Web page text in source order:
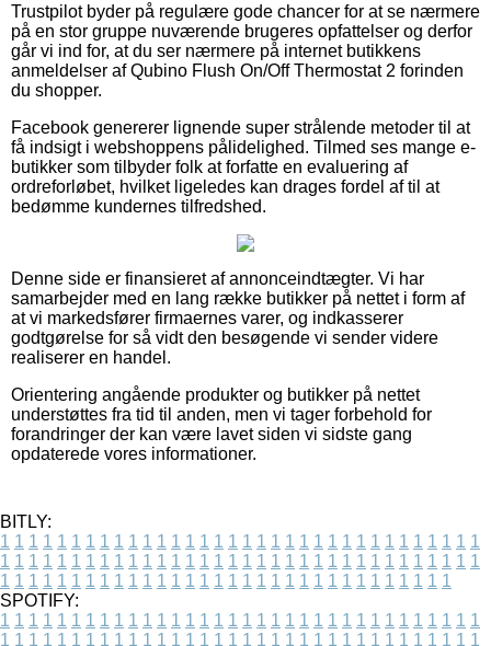
Trustpilot byder på regulære gode chancer for at se nærmere
på en stor gruppe nuværende brugeres opfattelser og derfor
går vi ind for, at du ser nærmere på internet butikkens
anmeldelser af Qubino Flush On/Off Thermostat 2 forinden
du shopper.
Facebook genererer lignende super strålende metoder til at
få indsigt i webshoppens pålidelighed. Tilmed ses mange e-
butikker som tilbyder folk at forfatte en evaluering af
ordreforløbet, hvilket ligeledes kan drages fordel af til at
bedømme kundernes tilfredshed.
Denne side er finansieret af annonceindtægter. Vi har
samarbejder med en lang række butikker på nettet i form af
at vi markedsfører firmaernes varer, og indkasserer
godtgørelse for så vidt den besøgende vi sender videre
realiserer en handel.
Orientering angående produkter og butikker på nettet
understøttes fra tid til anden, men vi tager forbehold for
forandringer der kan være lavet siden vi sidste gang
opdaterede vores informationer.
BITLY:
1 1 1 1 1 1 1 1 1 1 1 1 1 1 1 1 1 1 1 1 1 1 1 1 1 1 1 1 1 1 1 1 1 1
1 1 1 1 1 1 1 1 1 1 1 1 1 1 1 1 1 1 1 1 1 1 1 1 1 1 1 1 1 1 1 1 1 1
1 1 1 1 1 1 1 1 1 1 1 1 1 1 1 1 1 1 1 1 1 1 1 1 1 1 1 1 1 1 1 1
SPOTIFY:
1 1 1 1 1 1 1 1 1 1 1 1 1 1 1 1 1 1 1 1 1 1 1 1 1 1 1 1 1 1 1 1 1 1
1 1 1 1 1 1 1 1 1 1 1 1 1 1 1 1 1 1 1 1 1 1 1 1 1 1 1 1 1 1 1 1 1 1